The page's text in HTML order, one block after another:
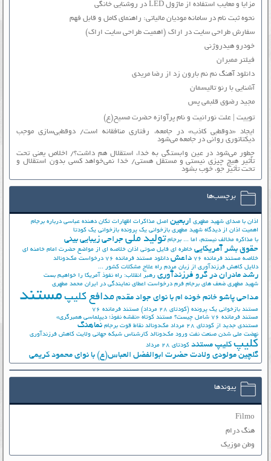
مزایا و معایب استفاده از ماژول LED در روشنایی خانگی
نحوه ثبت نام در سامانه مودیان مالیاتی: راهنمای کامل و قابل فهم
سفارش طراحی سایت در اراک (اهمیت طراحی سایت اراک)
خودرو هیدروژنی
فیلتر ممبران
دانلود آهنگ نم نم بارون زد از رضا مریدی
آشنایی با رنو تالیسمان
مجید رضوی قلبمی پس
توییت | علت نورانیت و نام پرآوازه حضرت مسیح(ع)
ایجاد «دوقطبی کاذب» در جامعه، رفتاری منافقانه است/ دوقطبی‌سازی موجب
دیکتاتوری روانی در جامعه می‌شود
چطور می‌شود در عین وابستگی به خدا، استقلال هم داشت؟/ اخلاص یعنی تحت
تأثیر هیچ چیزی نیستی و مستقل هستی/ خدا نمی‌خواهد کسی بدون استقلال و
تحت تأثیر جوّ، خوب بشود
برچسب‌ها
اذان با صدای شهید مطهری اربعین اصل مذاکرات اظهارات تکان دهنده عباسی درباره برجام
اهمیت اذان از دیدگاه شهید مطهری بازخوانی یک پرونده بازخوانی یک کودتا
با مذاکره مخالف نیستم، اما ... برجام تولید ملی جراحی زیبایی بینی
حقوق بشر آمریکایی خاطره ای فایل صوتی اذان خلاصه ای از مواضع حضرت امام خامنه ای
خلاصه مستند فرمانده 76
داعش دانلود مستند فرمانده 76
درخواست مک‌دونالد
دلایل کاهش فرزندآوری از زبان مردم راه علاج مشکلات کشور ...
رشد مادران در گرو فرزندآوری رهبر انقلاب: راه نفوذ آمریکا را خواهیم بست
شهید مطهری ضعف های برجام فرم درخواست اعطای نمایندگی در ایران محمد مطهری
مداحی پاشو خانم خونه ام با نوای جواد مقدم مدافع کلیپ مستند
مستند بازخوانی یک پرونده (کودتای 28 مرداد)
مستند فرمانده 76
مستند فرمانده 76 شامل چیست؟
مستند کوتاه «نقشه نفوذ؛ دیپلماسی همبرگری»
مستندی جدید از کودتای 28 مرداد
مک‌دونالد نقاط قوت برجام نماهنگ
نهضت ملي شدن صنعت نفت ورود مک‌دونالد کارشناس شبکه جهانی ولایت کاهش فرزندآوری
کلیپ کلیپ مستند کودتای 28 مرداد
گلچین مولودی ولادت حضرت ابوالفضل العباس(ع) با نوای محمود کریمی
پیوندها
Filmo
هنگ درام
وطن موزیک